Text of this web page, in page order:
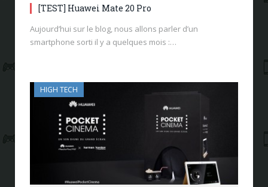
[TEST] Huawei Mate 20 Pro
Aujourd’hui sur le blog, nous allons parler d’un
smartphone sorti il y a quelques mois :…
HIGH TECH